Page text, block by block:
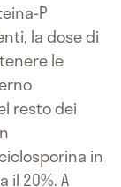
P
la dose di
le
resto dei
in
20%. A